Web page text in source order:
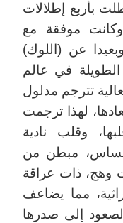
بأربع إطلالات
موفقة مع
عن (اللوك)
الطويلة في عالم
تترجم مدلول
لهذا ترجمت
وقلب نادية
مبطن من
وهج، ذات عراقة
مما يضاعف
إلى صدرها